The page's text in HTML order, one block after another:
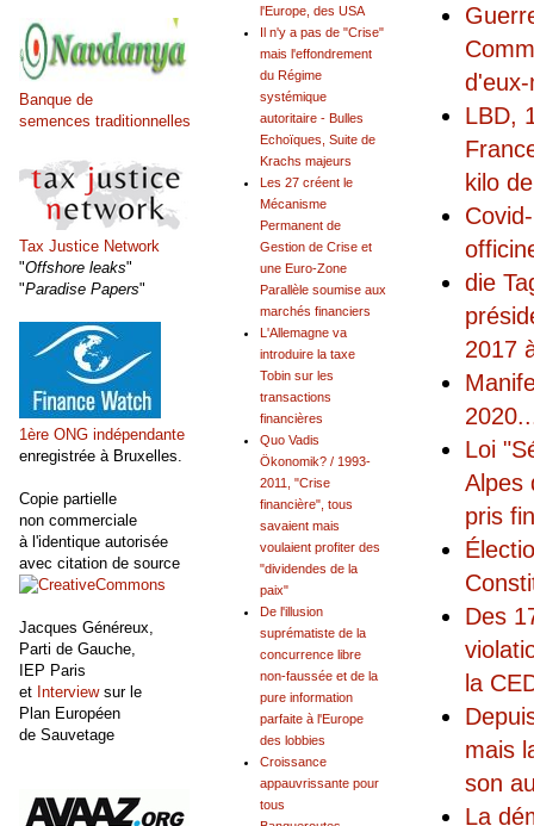
LBD,
kilo
die
2017
2020
Loi
Alpes
pris
Des
la
mais
son
La
l'Europe, des USA
Il n'y a pas de "Crise"
mais l'effondrement
du Régime
systémique
autoritaire - Bulles
Echoïques, Suite de
Krachs majeurs
Les 27 créent le
Mécanisme
Permanent de
Gestion de Crise et
une Euro-Zone
Parallèle soumise aux
marchés financiers
L'Allemagne va
introduire la taxe
Tobin sur les
transactions
financières
Quo Vadis
Ökonomik? / 1993-
2011, "Crise
financière", tous
savaient mais
voulaient profiter des
"dividendes de la
paix"
De l'illusion
suprématiste de la
concurrence libre
non-faussée et de la
pure information
parfaite à l'Europe
des lobbies
Croissance
appauvrissante pour
tous
Banque de
semences traditionnelles
Tax Justice Network
"Offshore leaks"
"Paradise Papers"
1ère ONG indépendante
enregistrée à Bruxelles.
Copie partielle
non commerciale
à l'identique autorisée
avec citation de source
Jacques Généreux,
Parti de Gauche,
IEP Paris
et Interviewsur le
Plan Européen
de Sauvetage